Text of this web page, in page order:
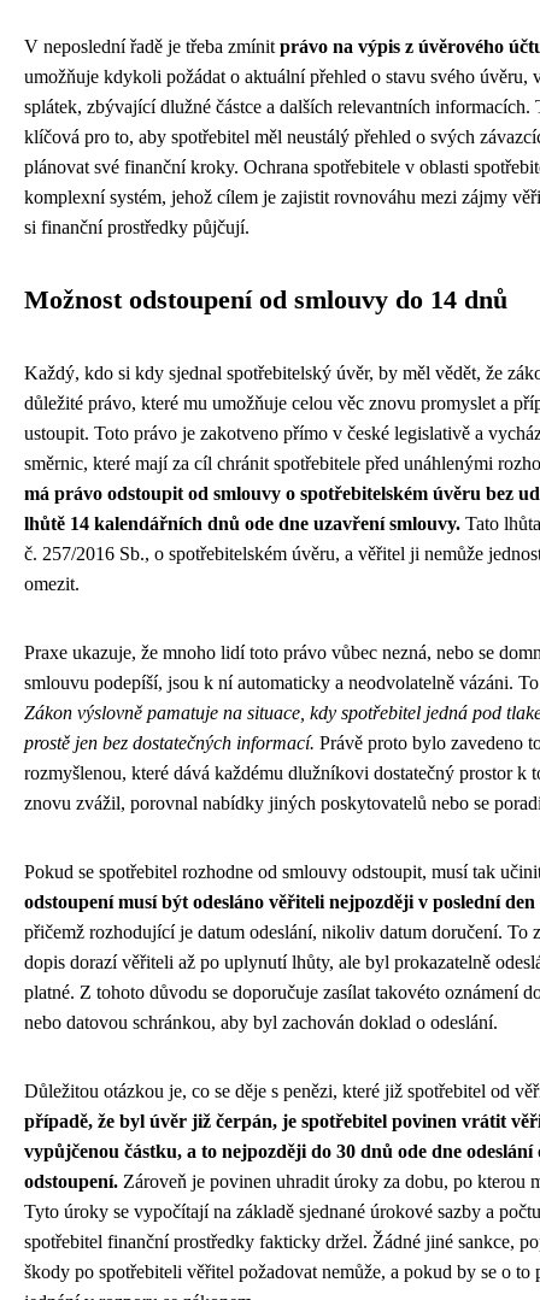
V neposlední řadě je třeba zmínit právo na výpis z úvěrového
umožňuje kdykoli požádat o aktuální přehled o stavu svého úvěru,
splátek, zbývající dlužné částce a dalších relevantních informacích.
klíčová pro to, aby spotřebitel měl neustálý přehled o svých
plánovat své finanční kroky. Ochrana spotřebitele v oblasti
komplexní systém, jehož cílem je zajistit rovnováhu mezi zájmy
si finanční prostředky půjčují.
Možnost odstoupení od smlouvy do 14 dnů
Každý, kdo si kdy sjednal spotřebitelský úvěr, by měl vědět, že
důležité právo, které mu umožňuje celou věc znovu promyslet a
ustoupit. Toto právo je zakotveno přímo v české legislativě a
směrnic, které mají za cíl chránit spotřebitele před unáhlenými
má právo odstoupit od smlouvy o spotřebitelském úvěru bez
lhůtě 14 kalendářních dnů ode dne uzavření smlouvy. Tato
č. 257/2016 Sb., o spotřebitelském úvěru, a věřitel ji nemůže
omezit.
Praxe ukazuje, že mnoho lidí toto právo vůbec nezná, nebo se
smlouvu podepíší, jsou k ní automaticky a neodvolatelně vázáni.
Zákon výslovně pamatuje na situace, kdy spotřebitel jedná pod
prostě jen bez dostatečných informací. Právě proto bylo zavedeno
rozmyšlenou, které dává každému dlužníkovi dostatečný prostor k
znovu zvážil, porovnal nabídky jiných poskytovatelů nebo se
Pokud se spotřebitel rozhodne od smlouvy odstoupit, musí tak
odstoupení musí být odesláno věřiteli nejpozději v poslední
přičemž rozhodující je datum odeslání, nikoliv datum doručení. To
dopis dorazí věřiteli až po uplynutí lhůty, ale byl prokazatelně
platné. Z tohoto důvodu se doporučuje zasílat takovéto oznámení
nebo datovou schránkou, aby byl zachován doklad o odeslání.
Důležitou otázkou je, co se děje s penězi, které již spotřebitel od
případě, že byl úvěr již čerpán, je spotřebitel povinen vrátit
vypůjčenou částku, a to nejpozději do 30 dnů ode dne odeslání
odstoupení. Zároveň je povinen uhradit úroky za dobu, po kterou
Tyto úroky se vypočítají na základě sjednané úrokové sazby a
spotřebitel finanční prostředky fakticky držel. Žádné jiné sankce,
škody po spotřebiteli věřitel požadovat nemůže, a pokud by se o to